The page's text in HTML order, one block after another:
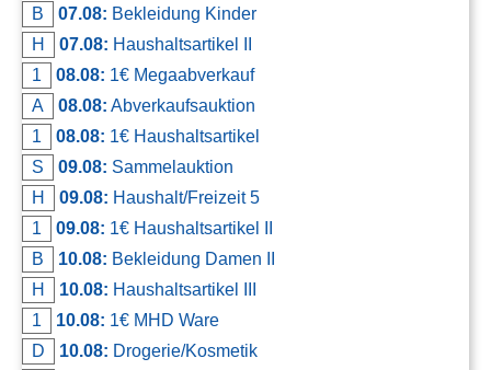
Kontakt
AGB, Nutzungsbedingungen
Impressum
B
07.08: Bekleidung Kinder
H
07.08: Haushaltsartikel II
1
08.08: 1€ Megaabverkauf
A
08.08: Abverkaufsauktion
1
08.08: 1€ Haushaltsartikel
S
09.08: Sammelauktion
H
09.08: Haushalt/Freizeit 5
1
09.08: 1€ Haushaltsartikel II
B
10.08: Bekleidung Damen II
H
10.08: Haushaltsartikel III
1
10.08: 1€ MHD Ware
D
10.08: Drogerie/Kosmetik